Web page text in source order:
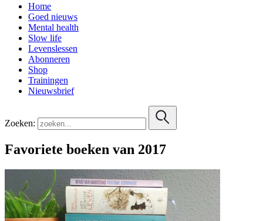
Home
Goed nieuws
Mental health
Slow life
Levenslessen
Abonneren
Shop
Trainingen
Nieuwsbrief
Zoeken:
Favoriete boeken van 2017